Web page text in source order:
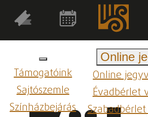
Támogatóink
Sajtószemle
Színházbejárás
Online
Online
Évadbérlet